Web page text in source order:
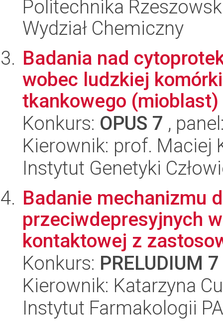
Politechnika
Wydział Chemiczny
Badania nad
wobec ludzkiej
tkankowego (mioblast)
Konkurs: OPUS 7 ,
Kierownik: prof. Maciej
Instytut Genetyki
Badanie mechanizmu
przeciwdepresyjnych
kontaktowej z
Konkurs: PRELUDIUM 7
Kierownik: Katarzyna
Instytut Farmakologii